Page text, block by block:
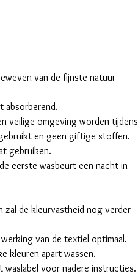
van de fijnste natuur
absorberend.
veilige omgeving worden tijdens
en geen giftige stoffen.
gebruiken.
eerste wasbeurt een nacht in
zal de kleurvastheid nog verder
van de textiel optimaal.
kleuren apart wassen.
waslabel voor nadere instructies.